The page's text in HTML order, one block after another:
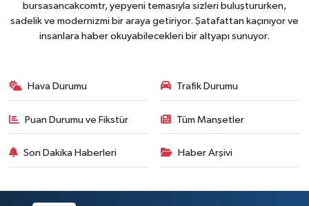
bursasancakcomtr, yepyeni temasıyla sizleri buluştururken,
sadelik ve modernizmi bir araya getiriyor. Şatafattan kaçınıyor ve
insanlara haber okuyabilecekleri bir altyapı sunuyor.
Hava Durumu Trafik Durumu
Puan Durumu ve Fikstür Tüm Manşetler
Son Dakika Haberleri Haber Arşivi